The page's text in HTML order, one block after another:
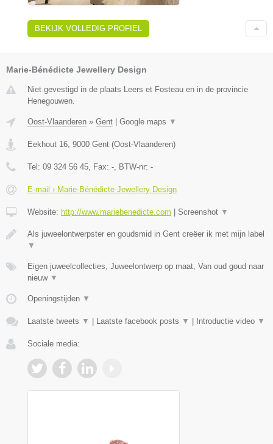
BEKIJK VOLLEDIG PROFIEL
Marie-Bénédicte Jewellery Design
Niet gevestigd in de plaats Leers et Fosteau en in de provincie
Henegouwen.
Oost-Vlaanderen » Gent Google maps ▼
Eekhout 16, 9000 Gent (Oost-Vlaanderen)
Tel: 09 324 56 45, Fax: -, BTW-nr: -
E-mail › Marie-Bénédicte Jewellery Design
Website: http://www.mariebenedicte.com Screenshot ▼
Als juweelontwerpster en goudsmid in Gent creëer ik met mijn label
▼
Eigen juweelcollecties, Juweelontwerp op maat, Van oud goud naar
nieuw ▼
Openingstijden ▼
Laatste tweets ▼ Laatste facebook posts ▼ Introductie video ▼
Sociale media: